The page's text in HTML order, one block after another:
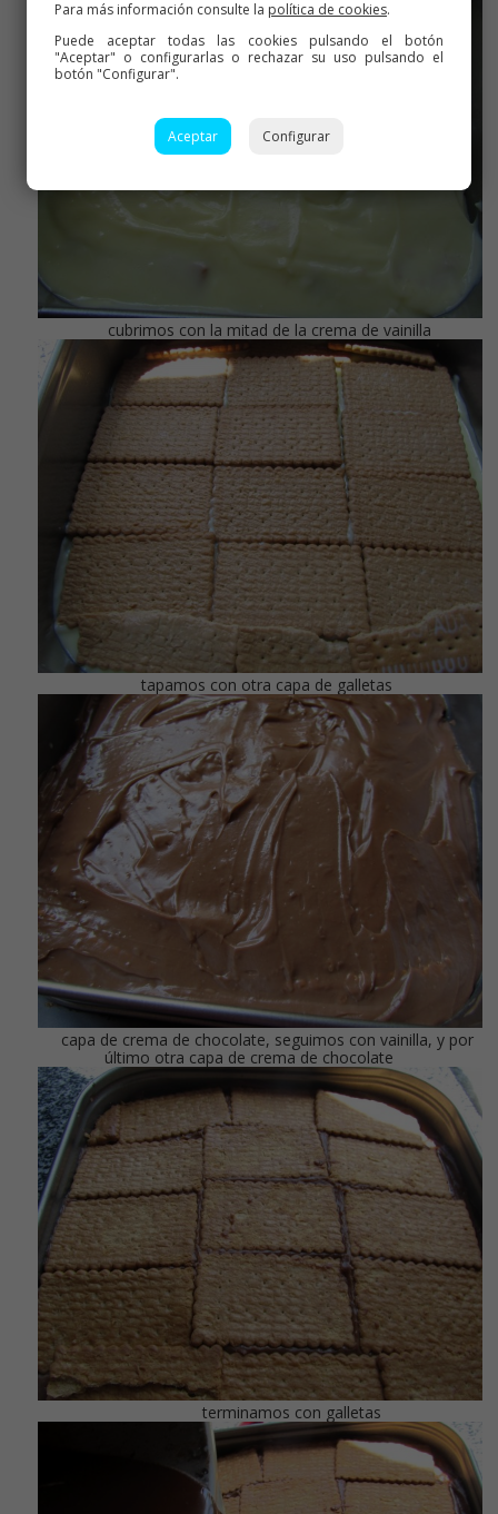
cubrimos con la mitad de la crema de vainilla
tapamos con otra capa de galletas
capa de crema de chocolate, seguimos con vainilla, y por
último otra capa de crema de chocolate
terminamos con galletas
Para más información consulte la política de cookies.
Puede aceptar todas las cookies pulsando el botón
"Aceptar" o configurarlas o rechazar su uso pulsando el
botón "Configurar".
Aceptar Configurar